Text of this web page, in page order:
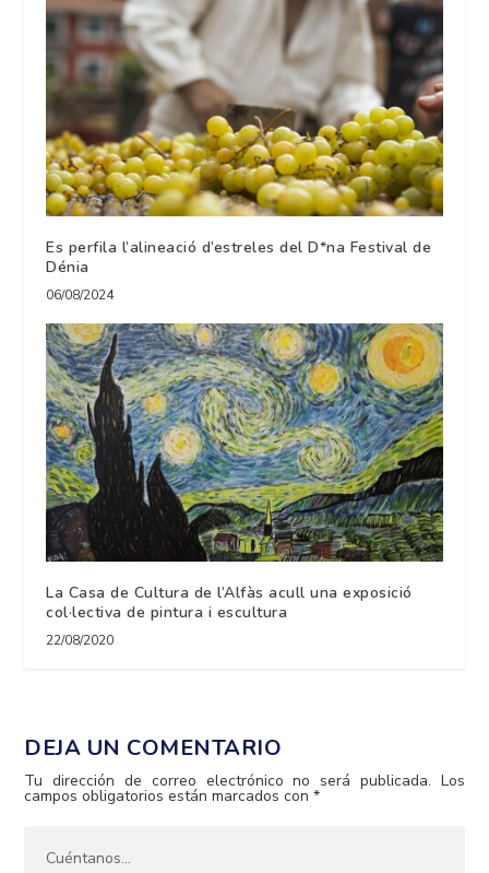
Es perfila l’alineació d’estreles del D*na Festival de
Dénia
06/08/2024
La Casa de Cultura de l’Alfàs acull una exposició
col·lectiva de pintura i escultura
22/08/2020
DEJA UN COMENTARIO
Tu dirección de correo electrónico no será publicada. Los
campos obligatorios están marcados con*